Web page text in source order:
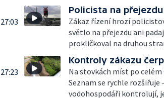
27:03
Policista na přejezdu
Zákaz řízení hrozí
světlo na přejezdu ani
prokličkoval na druhou
27:23
Kontroly zákazu
Na stovkách míst po celém
Seznam se rychle rozšiřuje
vodohospodáři kontrolují,